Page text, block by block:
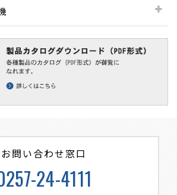
お問い合わせ窓口
24-4111